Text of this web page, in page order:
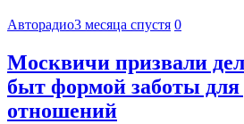
Авторадио3 месяца спустя 0
Москвичи призвали
быт формой заботы для
отношений